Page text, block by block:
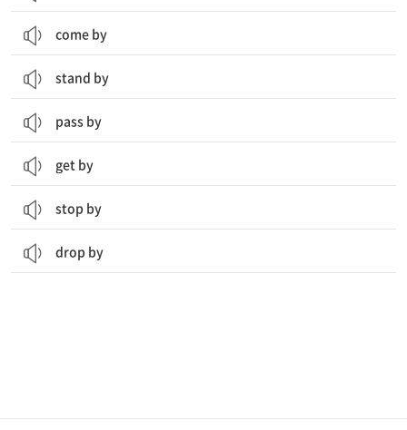
come by
stand by
pass by
get by
stop by
drop by